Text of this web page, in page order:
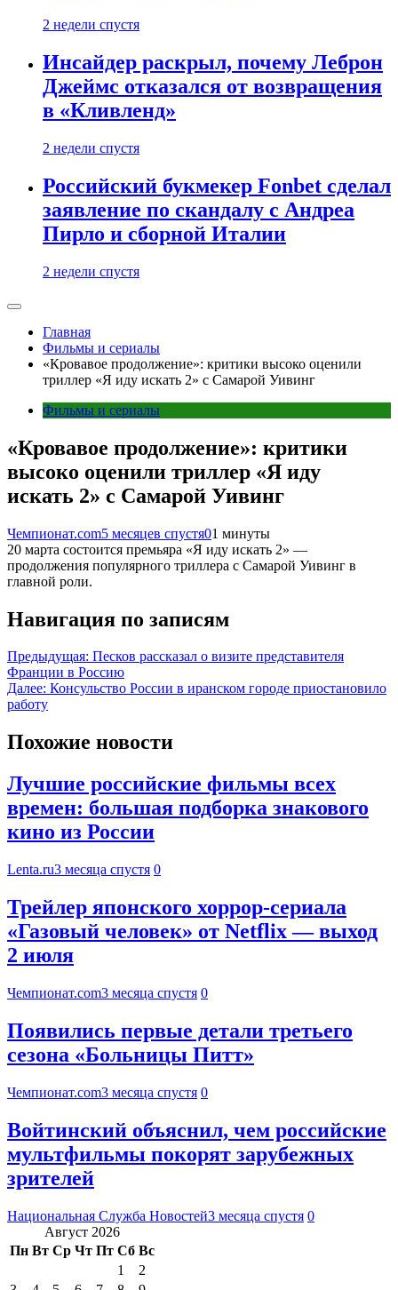
2 недели спустя
Инсайдер раскрыл, почему Леброн
Джеймс отказался от возвращения
в «Кливленд»
2 недели спустя
Российский букмекер Fonbet сделал
заявление по скандалу с Андреа
Пирло и сборной Италии
2 недели спустя
Главная
Фильмы и сериалы
«Кровавое продолжение»: критики высоко оценили
триллер «Я иду искать 2» с Самарой Уивинг
Фильмы и сериалы
«Кровавое продолжение»: критики
высоко оценили триллер «Я иду
искать 2» с Самарой Уивинг
Чемпионат.com5 месяцев спустя01 минуты
20 марта состоится премьяра «Я иду искать 2» —
продолжения популярного триллера с Самарой Уивинг в
главной роли.
Навигация по записям
Предыдущая: Песков рассказал о визите представителя
Франции в Россию
Далее: Консульство России в иранском городе приостановило
работу
Похожие новости
Лучшие российские фильмы всех
времен: большая подборка знакового
кино из России
Lenta.ru3 месяца спустя 0
Трейлер японского хоррор-сериала
«Газовый человек» от Netflix — выход
2 июля
Чемпионат.com3 месяца спустя 0
Появились первые детали третьего
сезона «Больницы Питт»
Чемпионат.com3 месяца спустя 0
Войтинский объяснил, чем российские
мультфильмы покорят зарубежных
зрителей
Национальная Служба Новостей3 месяца спустя 0
Август 2026
Пн Вт Ср Чт Пт Сб Вс
1
2